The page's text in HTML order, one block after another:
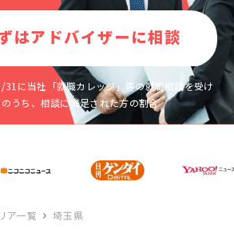
はアドバイザーに相談
に当社「就職カレッジ」等の就職相談を受け
うち、相談に満足された方の割合
ア一覧 埼玉県